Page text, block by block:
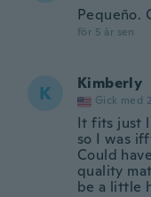
Pequeño.
för 5 år sen
K Kimberly
Gick med
It fits just
so I was
Could
quality
be a little